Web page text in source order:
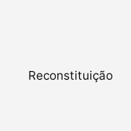
Reconstituição